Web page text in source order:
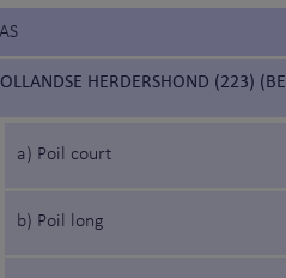
HERDERSHOND (223)
a) Poil court
b) Poil long